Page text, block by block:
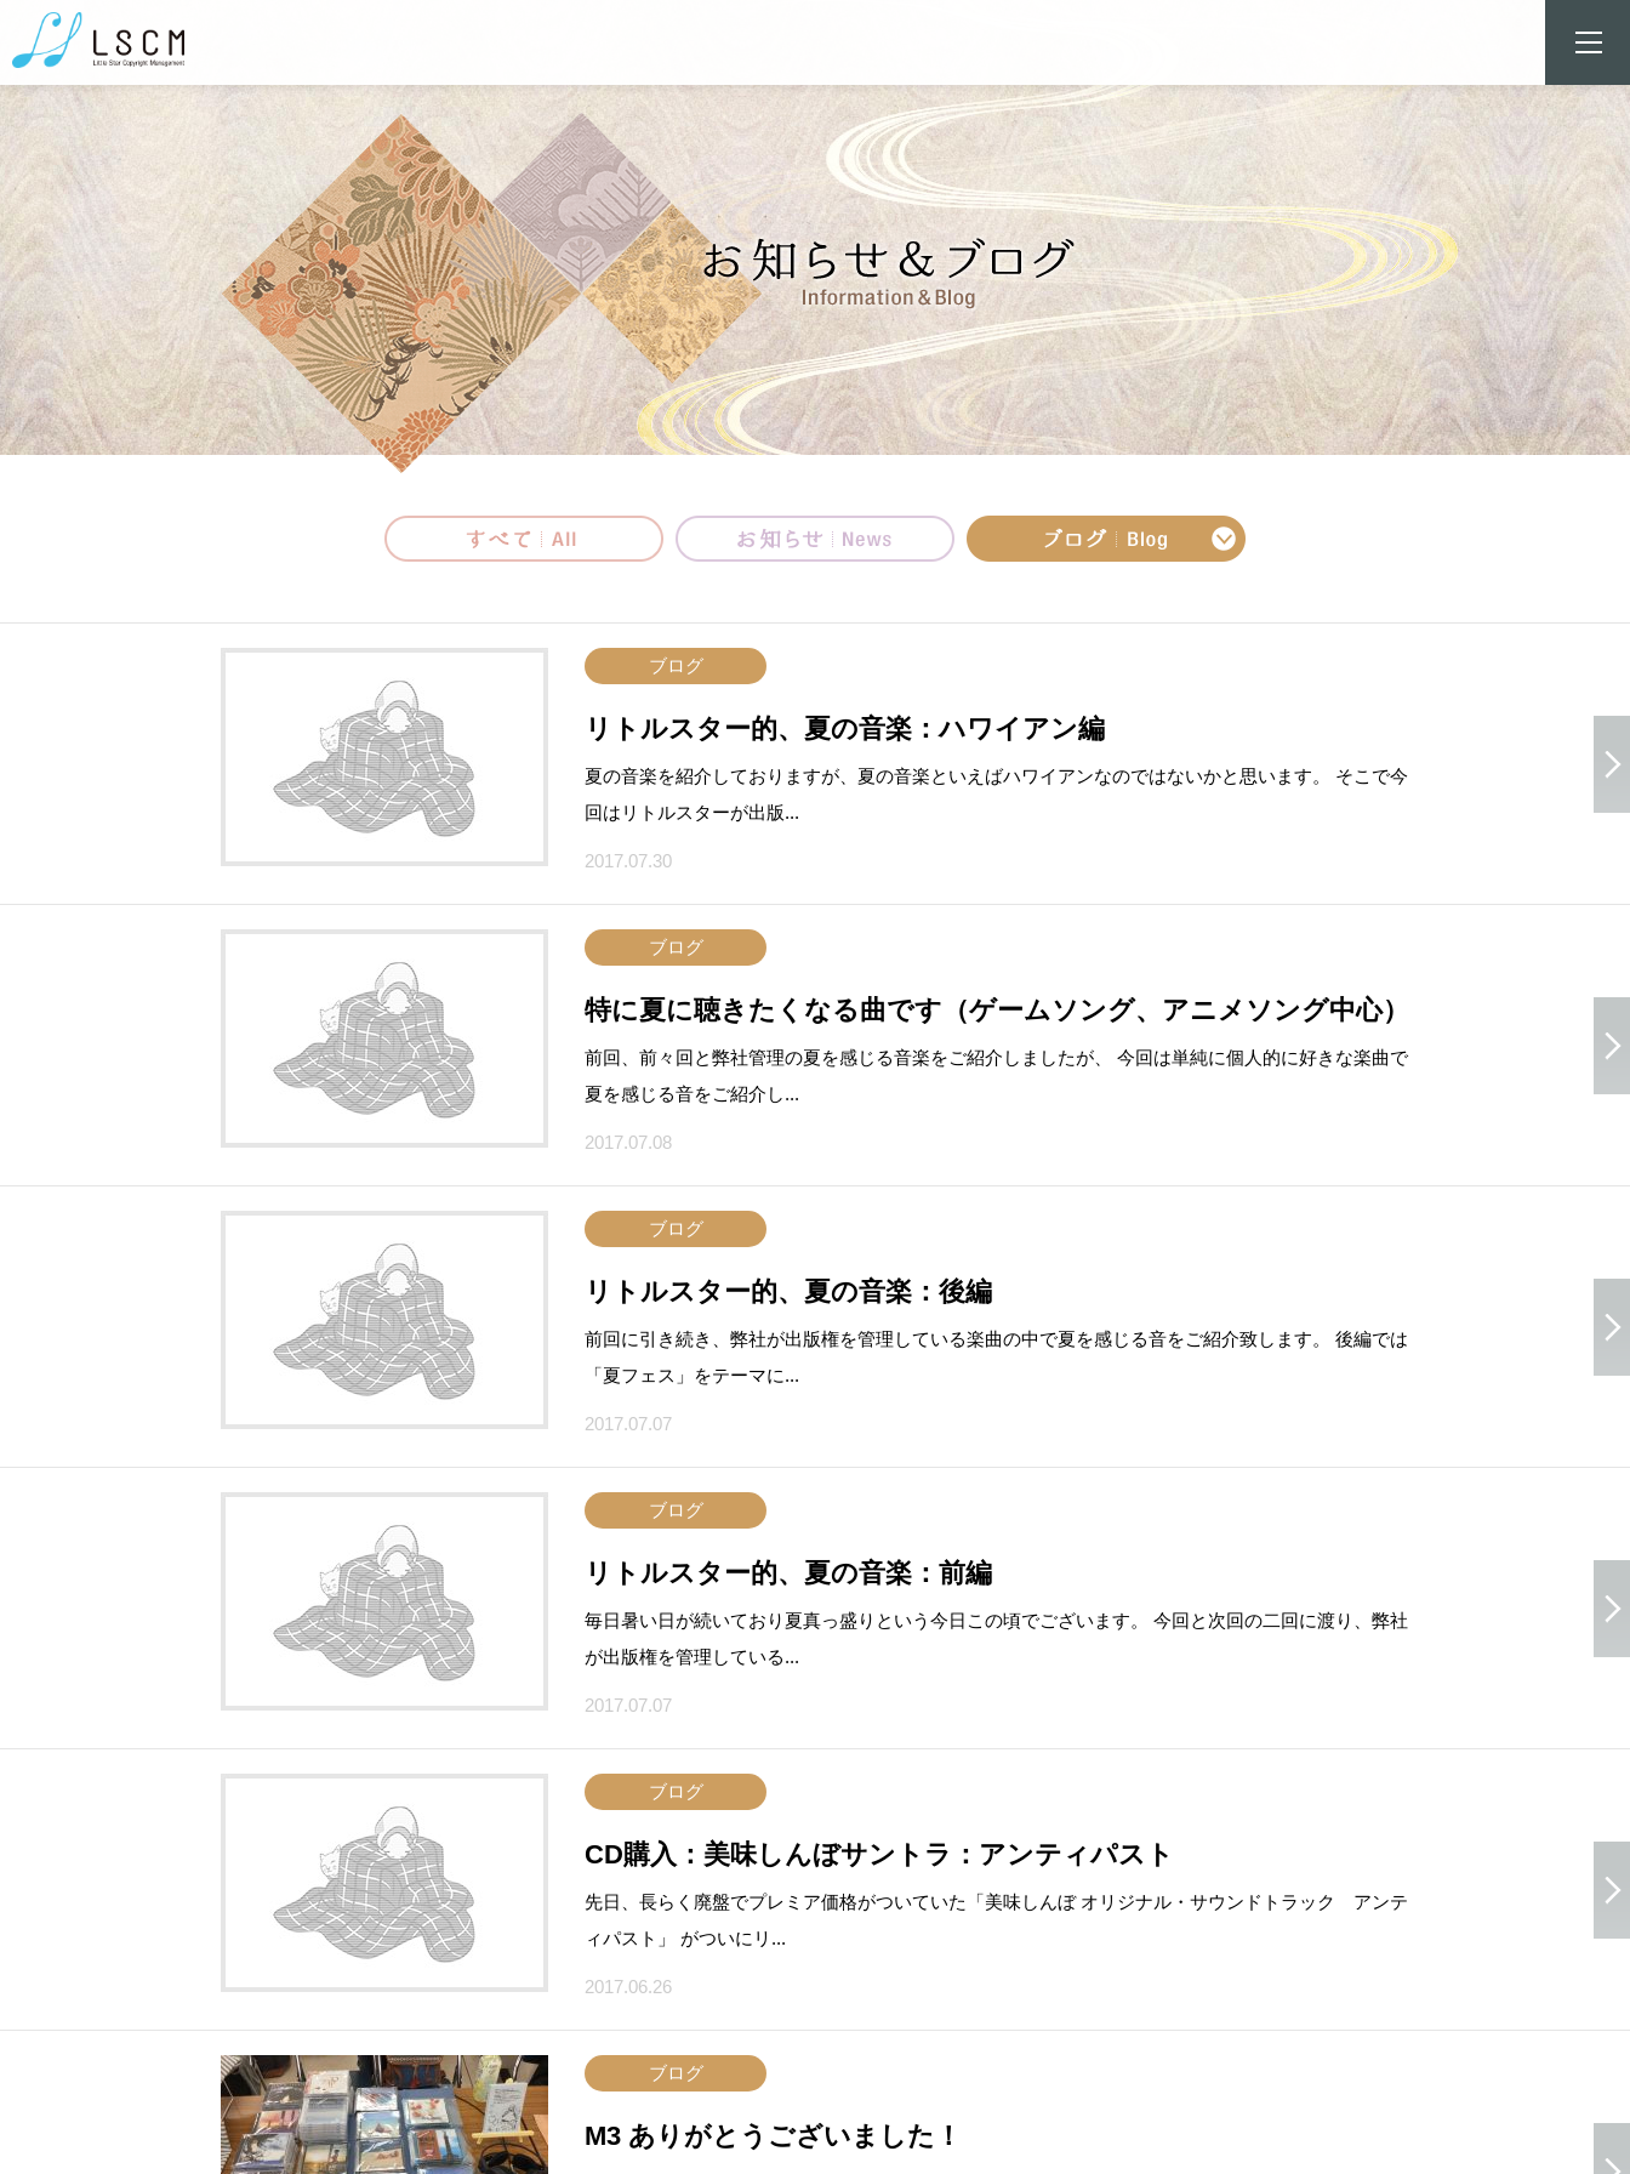
ブログ
リトルスター的、夏の音楽：ハワイアン編
夏の音楽を紹介しておりますが、夏の音楽といえばハワイアンなのではないかと思います。 そこで今
回はリトルスターが出版...
2017.07.30
ブログ
特に夏に聴きたくなる曲です（ゲームソング、アニメソング中心）
前回、前々回と弊社管理の夏を感じる音楽をご紹介しましたが、 今回は単純に個人的に好きな楽曲で
夏を感じる音をご紹介し...
2017.07.08
ブログ
リトルスター的、夏の音楽：後編
前回に引き続き、弊社が出版権を管理している楽曲の中で夏を感じる音をご紹介致します。 後編では
「夏フェス」をテーマに...
2017.07.07
ブログ
リトルスター的、夏の音楽：前編
毎日暑い日が続いており夏真っ盛りという今日この頃でございます。 今回と次回の二回に渡り、弊社
が出版権を管理している...
2017.07.07
ブログ
CD購入：美味しんぼサントラ：アンティパスト
先日、長らく廃盤でプレミア価格がついていた「美味しんぼ オリジナル・サウンドトラック アンテ
ィパスト」 がついにリ...
2017.06.26
ブログ
M3 ありがとうございました！